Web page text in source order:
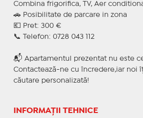
Combina frigorifica, TV, Aer
🚗 Posibilitate de parcare in zona
💶 Pret: 300 €
📞 Telefon: 0728 043 112
📬 Apartamentul prezentat nu este
Contactează-ne cu încredere,iar noi
căutare personalizată!
INFORMAȚII TEHNICE